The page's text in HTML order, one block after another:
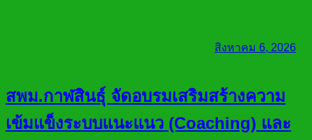
สิงหาคม 6, 2026
สพม.กาฬสินธุ์ จัดอบรมเสริมสร้างความ
เข้มแข็งระบบแนะแนว (Coaching) และ